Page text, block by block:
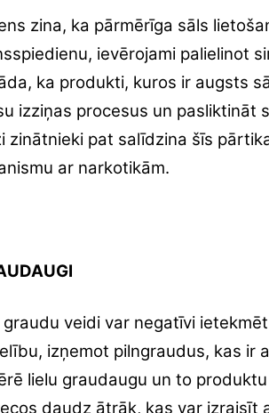
zina, ka pārmērīga sāls
ievērojami palielinot
ka produkti, kuros ir augsts
izziņas procesus un pasliktināt
zinātnieki pat salīdzina šīs
ar narkotikām.
graudu veidi var negatīvi
izņemot pilngraudus, kas ir
lielu graudaugu un to
daudz ātrāk, kas var izraisīt